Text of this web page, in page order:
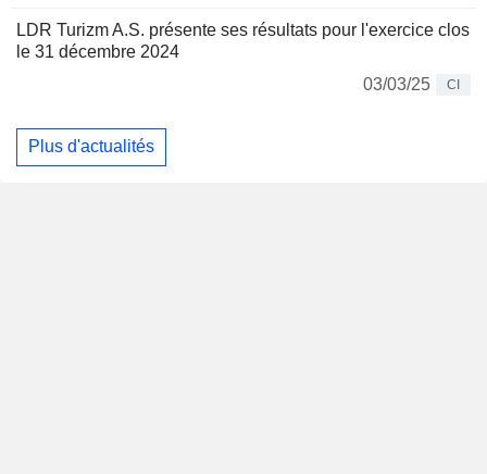
LDR Turizm A.S. présente ses résultats pour l'exercice clos
le 31 décembre 2024
03/03/25
CI
Plus d'actualités